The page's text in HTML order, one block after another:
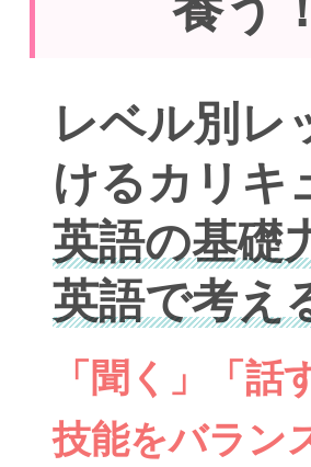
レベル別レ
けるカリキ
英語の基礎
英語で考え
「聞く」「
技能をバラン